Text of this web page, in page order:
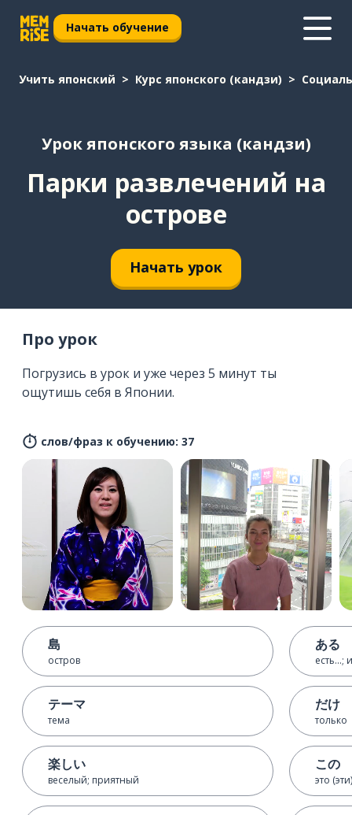
Начать обучение
Учить японский Курс японского (кандзи)
Урок японского языка (кандзи)
Парки развлечений на
острове
Начать урок
Про урок
Погрузись в урок и уже через 5 минут ты
ощутишь себя в Японии.
слов/фраз к обучению: 37
島
остров
テーマ
тема
楽しい
веселый; приятный
ある
есть...;
だけ
только
この
это (эти)